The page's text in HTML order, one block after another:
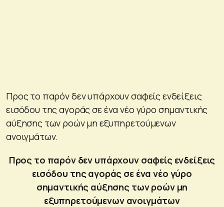
Προς το παρόν δεν υπάρχουν σαφείς ενδείξεις
εισόδου της αγοράς σε ένα νέο γύρο σημαντικής
αύξησης των ροών μη εξυπηρετούμενων
ανοιγμάτων.
Προς το παρόν δεν υπάρχουν σαφείς ενδείξεις
εισόδου της αγοράς σε ένα νέο γύρο
σημαντικής αύξησης των ροών μη
εξυπηρετούμενων ανοιγμάτων